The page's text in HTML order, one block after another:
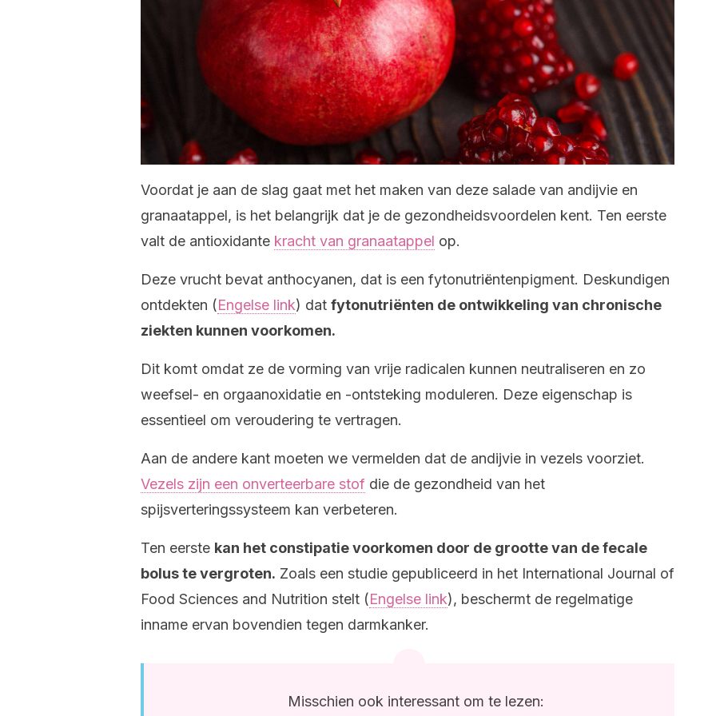
Voordat je aan de slag gaat met het maken van deze salade van andijvie en
granaatappel, is het belangrijk dat je de gezondheidsvoordelen kent. Ten eerste
valt de antioxidante kracht van granaatappel op.
Deze vrucht bevat anthocyanen, dat is een fytonutriëntenpigment. Deskundigen
ontdekten (Engelse link) dat fytonutriënten de ontwikkeling van chronische
ziekten kunnen voorkomen.
Dit komt omdat ze de vorming van vrije radicalen kunnen neutraliseren en zo
weefsel- en orgaanoxidatie en -ontsteking moduleren. Deze eigenschap is
essentieel om veroudering te vertragen.
Aan de andere kant moeten we vermelden dat de andijvie in vezels voorziet.
Vezels zijn een onverteerbare stof die de gezondheid van het
spijsverteringssysteem kan verbeteren.
Ten eerste kan het constipatie voorkomen door de grootte van de fecale
bolus te vergroten. Zoals een studie gepubliceerd in het International Journal of
Food Sciences and Nutrition stelt (Engelse link), beschermt de regelmatige
inname ervan bovendien tegen darmkanker.
Misschien ook interessant om te lezen: